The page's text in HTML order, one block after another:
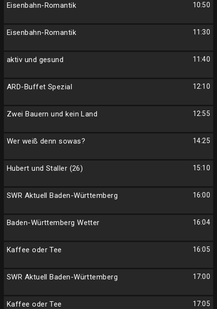
10:50
Eisenbahn-Romantik
11:30
Eisenbahn-Romantik
11:40
aktiv und gesund
12:10
ARD-Buffet Spezial
12:55
Zwei Bauern und kein Land
14:25
Wer weiß denn sowas?
15:10
Hubert und Staller (26)
16:00
SWR Aktuell Baden-Württemberg
16:04
Baden-Württemberg Wetter
16:05
Kaffee oder Tee
17:00
SWR Aktuell Baden-Württemberg
17:05
Kaffee oder Tee